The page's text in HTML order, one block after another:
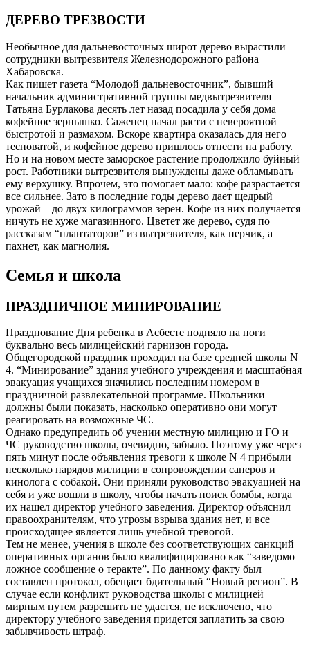
ДЕРЕВО ТРЕЗВОСТИ
Необычное для дальневосточных широт дерево вырастили
сотрудники вытрезвителя Железнодорожного района
Хабаровска.
Как пишет газета “Молодой дальневосточник”, бывший
начальник административной группы медвытрезвителя
Татьяна Бурлакова десять лет назад посадила у себя дома
кофейное зернышко. Саженец начал расти с невероятной
быстротой и размахом. Вскоре квартира оказалась для него
тесноватой, и кофейное дерево пришлось отнести на работу.
Но и на новом месте заморское растение продолжило буйный
рост. Работники вытрезвителя вынуждены даже обламывать
ему верхушку. Впрочем, это помогает мало: кофе разрастается
все сильнее. Зато в последние годы дерево дает щедрый
урожай – до двух килограммов зерен. Кофе из них получается
ничуть не хуже магазинного. Цветет же дерево, судя по
рассказам “плантаторов” из вытрезвителя, как перчик, а
пахнет, как магнолия.
Семья и школа
ПРАЗДНИЧНОЕ МИНИРОВАНИЕ
Празднование Дня ребенка в Асбесте подняло на ноги
буквально весь милицейский гарнизон города.
Общегородской праздник проходил на базе средней школы N
4. “Минирование” здания учебного учреждения и масштабная
эвакуация учащихся значились последним номером в
праздничной развлекательной программе. Школьники
должны были показать, насколько оперативно они могут
реагировать на возможные ЧС.
Однако предупредить об учении местную милицию и ГО и
ЧС руководство школы, очевидно, забыло. Поэтому уже через
пять минут после объявления тревоги к школе N 4 прибыли
несколько нарядов милиции в сопровождении саперов и
кинолога с собакой. Они приняли руководство эвакуацией на
себя и уже вошли в школу, чтобы начать поиск бомбы, когда
их нашел директор учебного заведения. Директор объяснил
правоохранителям, что угрозы взрыва здания нет, и все
происходящее является лишь учебной тревогой.
Тем не менее, учения в школе без соответствующих санкций
оперативных органов было квалифицировано как “заведомо
ложное сообщение о теракте”. По данному факту был
составлен протокол, обещает бдительный “Новый регион”. В
случае если конфликт руководства школы с милицией
мирным путем разрешить не удастся, не исключено, что
директору учебного заведения придется заплатить за свою
забывчивость штраф.